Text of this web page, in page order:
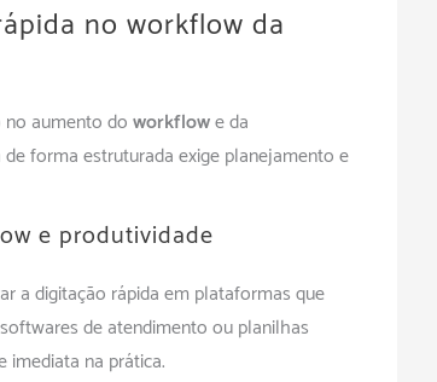
no workflow da
aumento doworkflowe da
forma estruturada exige planejamento e
e produtividade
a digitação rápida em plataformas que
de atendimento ou planilhas
imediata na prática.